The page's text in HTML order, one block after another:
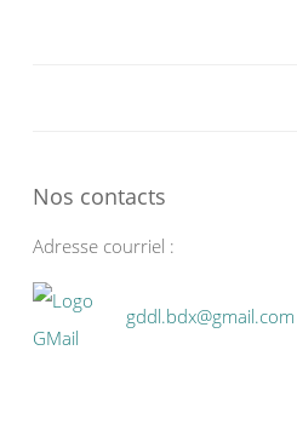
Nos contacts
Adresse courriel :
gddl.bdx@gmail.com